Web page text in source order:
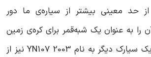
از حد معینی بیشتر از سیاره‌ی ما دور
را به عنوان یک‌ شبه‌قمر برای کره‌ی زمین
به شمار می‌آوریم. یک سیارک دیگر به نام 2003 YN107 نیز از